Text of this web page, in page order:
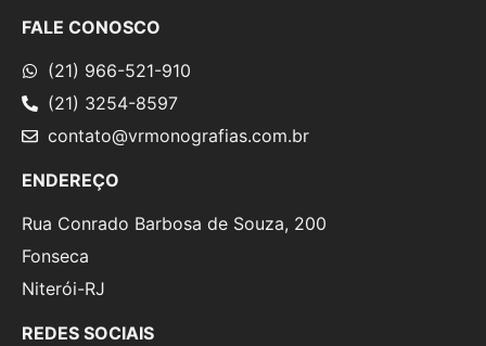
FALE CONOSCO
(21) 966-521-910
(21) 3254-8597
contato@vrmonografias.com.br
ENDEREÇO
Rua Conrado Barbosa de Souza, 200
Fonseca
Niterói-RJ
REDES SOCIAIS